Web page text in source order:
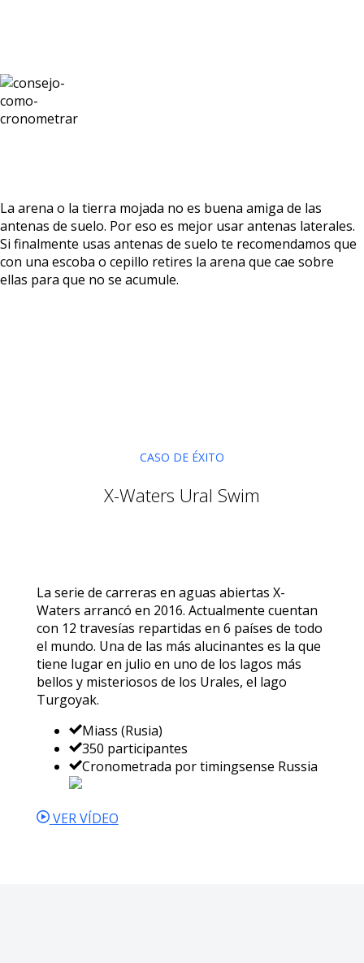
La arena o la tierra mojada no es buena amiga de las
antenas de suelo. Por eso es mejor usar antenas laterales.
Si finalmente usas antenas de suelo te recomendamos que
con una escoba o cepillo retires la arena que cae sobre
ellas para que no se acumule.
CASO DE ÉXITO
X-Waters Ural Swim
La serie de carreras en aguas abiertas X-
Waters arrancó en 2016. Actualmente cuentan
con 12 travesías repartidas en 6 países de todo
el mundo. Una de las más alucinantes es la que
tiene lugar en julio en uno de los lagos más
bellos y misteriosos de los Urales, el lago
Turgoyak.
Miass (Rusia)
350 participantes
Cronometrada por timingsense Russia
VER VÍDEO